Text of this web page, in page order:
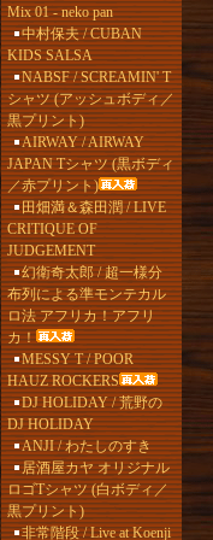
Mix 01 - neko pan
中村保夫 / CUBAN
KIDS SALSA
NABSF / SCREAMIN' T
シャツ (アッシュボディ／
黒プリント)
AIRWAY / AIRWAY
JAPAN Tシャツ (黒ボディ
／赤プリント)
田畑満＆森田潤 / LIVE
CRITIQUE OF
JUDGEMENT
幻衛奇太郎 / 超一様分
布列による準モンテカル
ロ法 アフリカ！アフリ
カ！
MESSY T / POOR
HAUZ ROCKERS
DJ HOLIDAY / 荒野の
DJ HOLIDAY
ANJI / わたしのすき
居酒屋カヤ オリジナル
ロゴTシャツ (白ボディ／
黒プリント)
非常階段 / Live at Koenji